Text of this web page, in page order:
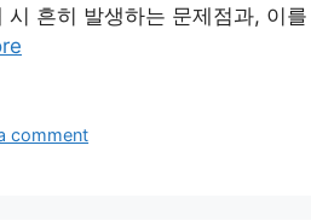
시 흔히 발생하는 문제점과, 이
comment